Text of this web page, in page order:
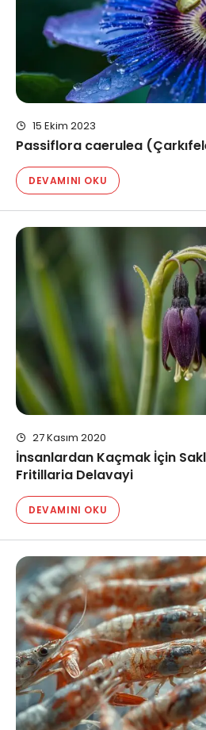
15 Ekim 2023
Passiflora caerulea
DEVAMINI OKU
27 Kasım 2020
İnsanlardan Kaçmak İçin
Fritillaria Delavayi
DEVAMINI OKU